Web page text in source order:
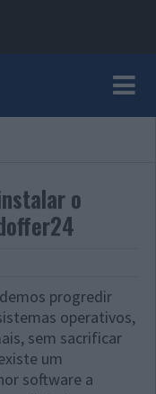
o
progredir
operativos,
sem sacrificar
um
software a